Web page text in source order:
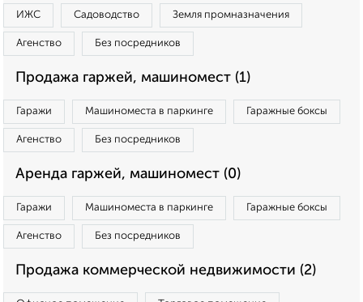
ИЖС Садоводство Земля промназначения
Агенство Без посредников
Продажа гаржей, машиномест (1)
Гаражи Машиноместа в паркинге Гаражные боксы
Агенство Без посредников
Аренда гаржей, машиномест (0)
Гаражи Машиноместа в паркинге Гаражные боксы
Агенство Без посредников
Продажа коммерческой недвижимости (2)